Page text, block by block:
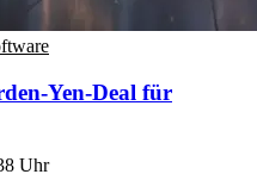
Yen-Deal für
Uhr